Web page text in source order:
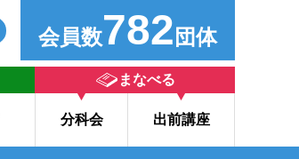
会員数782 団体
まなべる
分科会 出前講座